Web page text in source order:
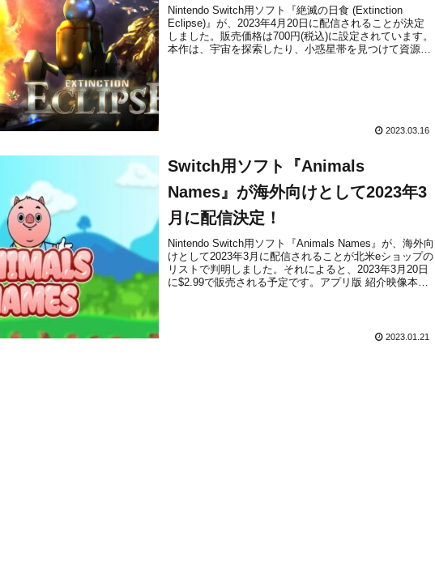
Nintendo Switch用ソフト『絶滅の日食 (Extinction
Eclipse)』が、2023年4月20日に配信されることが決定
しました。販売価格は700円(税込)に設定されています。
本作は、宇宙を探索したり、小惑星帯を見つけて資源を
2023.03.16
Switch用ソフト『Animals
Names』が海外向けとして2023年3
月に配信決定！
Nintendo Switch用ソフト『Animals Names』が、海外向
けとして2023年3月に配信されることが北米eショップの
リストで判明しました。それによると、2023年3月20日
に$2.99で販売される予定です。アプリ版 紹介映像本作
2023.01.21